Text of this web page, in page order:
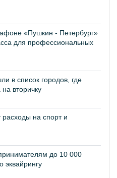
«Пушкин - Петербург»
для профессиональных
в список городов, где
вторичку
на спорт и
до 10 000
эквайрингу